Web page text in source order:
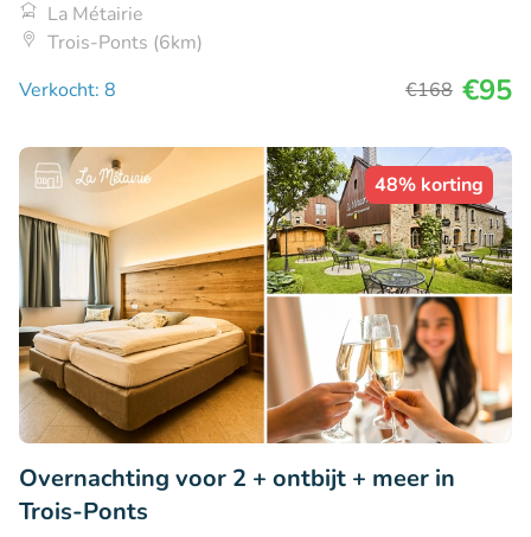
La Métairie
Trois-Ponts (6km)
Verkocht: 8
€168 €95
48% korting
Overnachting voor 2 + ontbijt + meer in
Trois-Ponts